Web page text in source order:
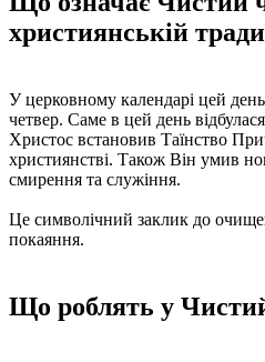
християнській
У церковному календарі цей
четвер. Саме в цей день
Христос встановив Таїнство
християнстві. Також Він умив
смирення та служіння.
Це символічний заклик до
покаяння.
Що роблять у